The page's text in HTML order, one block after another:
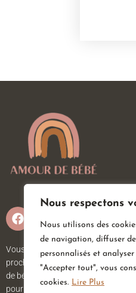
Nous respectons
Nous utilisons des
de navigation, diffuser
personnalisés et
"Accepter tout", vous
cookies. Lire Plus
Vous attendez un heureux
proches viennent d’accueillir un
de bébé, vous trouverez tout ce
pour votre bébé. Nous avons une